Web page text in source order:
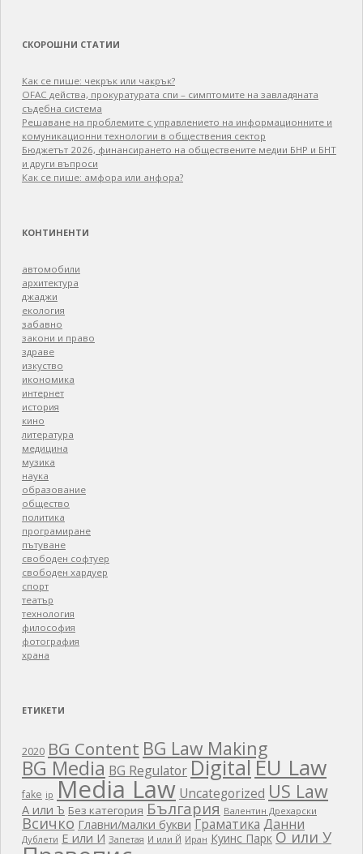
СКОРОШНИ СТАТИИ
Как се пише: чекрък или чакрък?
OFAC действа, прокуратурата спи – симптомите на завладяната
съдебна система
Решаване на проблемите с управлението на информационните и
комуникационни технологии в обществения сектор
Бюджетът 2026, финансирането на обществените медии БНР и БНТ
и други въпроси
Как се пише: амфора или анфора?
КОНТИНЕНТИ
автомобили
архитектура
джаджи
екология
забавно
закони и право
здраве
изкуство
икономика
интернет
история
кино
литература
медицина
музика
наука
образование
общество
политика
програмиране
пътуване
свободен софтуер
свободен хардуер
спорт
театър
технология
философия
фотография
храна
ЕТИКЕТИ
2020 BG Content BG Law Making
BG Media BG RegulatorDigitalEU Law
fake ip Media Law Uncategorized US Law
А или Ъ Без категория България Валентин Дрехарски
Всичко Главни/малки букви Граматика Данни
Дублети Е или И Запетая И или Й Иран Куинс Парк О или У